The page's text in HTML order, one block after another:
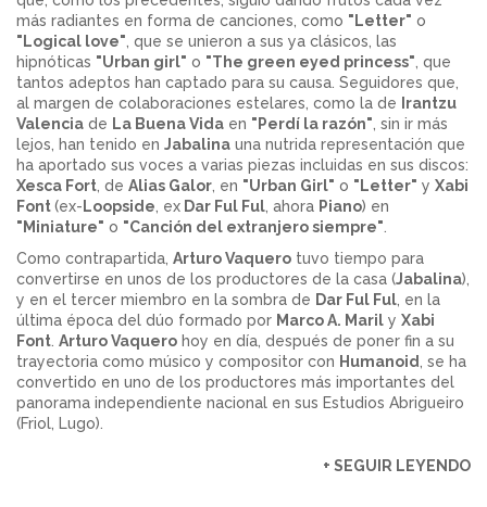
más radiantes en forma de canciones, como "Letter" o
"Logical love" , que se unieron a sus ya clásicos, las
hipnóticas "Urban girl" o "The green eyed princess" , que
tantos adeptos han captado para su causa. Seguidores que,
al margen de colaboraciones estelares, como la de
Irantzu
Valencia de La Buena Vida en "Perdí la razón" , sin ir más
lejos, han tenido en Jabalina una nutrida representación que
ha aportado sus voces a varias piezas incluidas en sus discos:
Xesca Fort , de Alias Galor , en "Urban Girl" o "Letter" y Xabi
Font(ex- Loopside , ex Dar Ful Ful , ahora Piano) en
"Miniature" o "Canción del extranjero siempre"
Como contrapartida, Arturo Vaquero tuvo tiempo para
convertirse en unos de los productores de la casa (Jabalina),
y en el tercer miembro en la sombra de Dar Ful Ful , en la
última época del dúo formado por Marco A. Maril y Xabi
Font Arturo Vaquero hoy en día, después de poner fin a su
trayectoria como músico y compositor con Humanoid
, se ha
convertido en uno de los productores más importantes del
panorama independiente nacional en sus Estudios Abrigueiro
(Friol, Lugo).
+ SEGUIR LEYENDO